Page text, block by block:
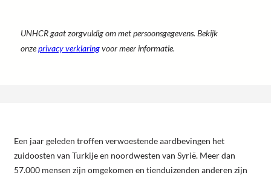
*
*UNHCR gaat zorgvuldig om met persoonsgegevens. Bekijk
onzeprivacy verklaringvoor meer informatie.
Een jaar geleden troffen verwoestende aardbevingen het
zuidoosten van Turkije en noordwesten van Syrië. Meer dan
57.000 mensen zijn omgekomen en tienduizenden anderen zijn